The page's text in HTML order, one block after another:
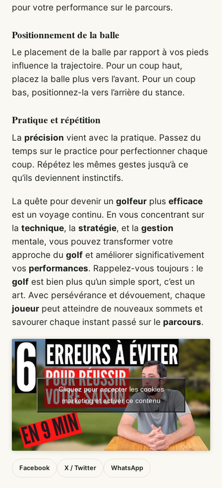
pour votre performance sur le parcours.
Positionnement de la balle
Le placement de la balle par rapport à vos pieds
influence la trajectoire. Pour un coup haut,
placez la balle plus vers l’avant. Pour un coup
bas, positionnez-la vers l’arrière du stance.
Pratique et répétition
La précision vient avec la pratique. Passez du
temps sur le practice pour perfectionner chaque
coup. Répétez les mêmes gestes jusqu’à ce
qu’ils deviennent instinctifs.
La quête pour devenir un golfeur plus efficace
est un voyage continu. En vous concentrant sur
la technique, la stratégie, et la gestion
mentale, vous pouvez transformer votre
approche du golf et améliorer significativement
vos performances. Rappelez-vous toujours : le
golf est bien plus qu’un simple sport, c’est un
art. Avec persévérance et dévouement, chaque
joueur peut atteindre de nouveaux sommets et
savourer chaque instant passé sur le parcours.
Cliquez pour accepter les cookies
marketing et activer ce contenu
Facebook X / Twitter WhatsApp